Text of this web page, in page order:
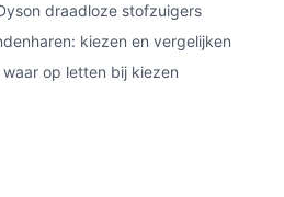
draadloze stofzuigers
kiezen en vergelijken
op letten bij kiezen